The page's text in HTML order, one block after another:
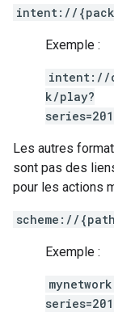
intent://
Exemple :
intent://
k/play?
Les autres
sont pas des
pour les actions
scheme://
Exemple :